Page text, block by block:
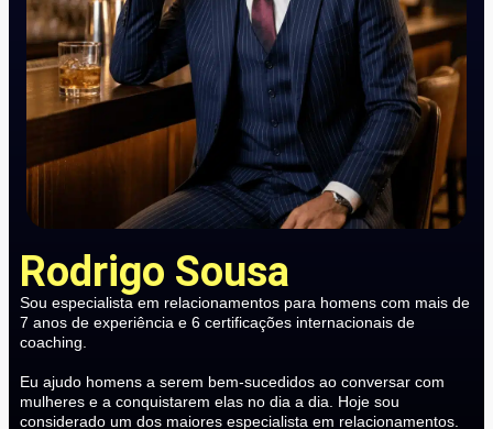
Rodrigo Sousa
Sou especialista em relacionamentos para homens com mais de
7 anos de experiência e 6 certificações internacionais de
coaching.
Eu ajudo homens a serem bem-sucedidos ao conversar com
mulheres e a conquistarem elas no dia a dia. Hoje sou
considerado um dos maiores especialista em relacionamentos.